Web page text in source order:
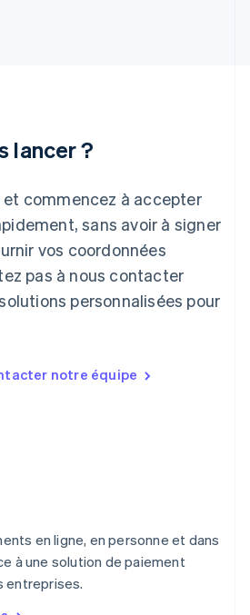
lancer ?
et commencez à accepter
sans avoir à signer
vos coordonnées
pas à nous contacter
personnalisées pour
notre équipe
en ligne, en personne et dans
à une solution de paiement
entreprises.